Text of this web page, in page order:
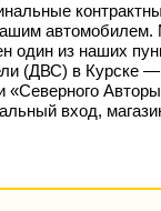
один из наших
(ДВС) в Курске
вход,